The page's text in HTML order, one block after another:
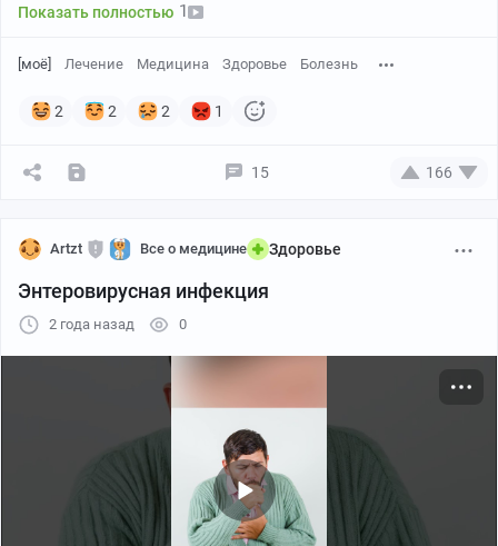
Показать полностью 1
[моё] Лечение Медицина Здоровье Болезнь
2 2 2 1
15 166
Artzt Все о медицине Здоровье
Энтеровирусная инфекция
2 года назад 0